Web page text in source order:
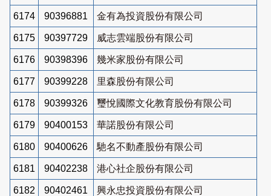
6174 90396881 金有為投資股份有限公司
6175 90397729 威志雲端股份有限公司
6176 90398396 幾米家股份有限公司
6177 90399228 里森股份有限公司
6178 90399326 璽悅國際文化教育股份有限公司
6179 90400153 華諾股份有限公司
6180 90400626 馳名不動產股份有限公司
6181 90402238 港心社企股份有限公司
6182 90402461 興永忠投資股份有限公司